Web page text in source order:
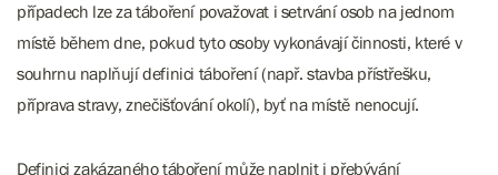
případech lze za táboření považovat i setrvání osob na jednom
místě během dne, pokud tyto osoby vykonávají činnosti, které v
souhrnu naplňují definici táboření (např. stavba přístřešku,
příprava stravy, znečišťování okolí), byť na místě nenocují.
Definici zakázaného táboření může naplnit i přebývání